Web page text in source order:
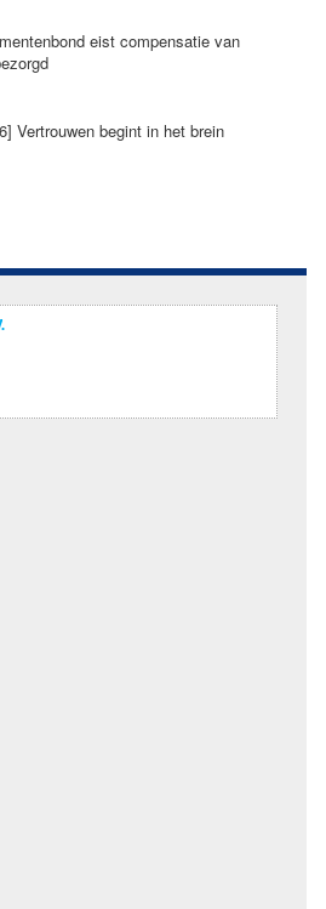
eist compensatie van
Vertrouwen begint in het brein